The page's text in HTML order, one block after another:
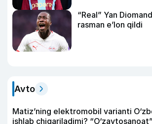
“Real” Yan
rasman e’lon qildi
Avto
Matiz’ning elektromobil varianti
ishlab chiqariladimi?